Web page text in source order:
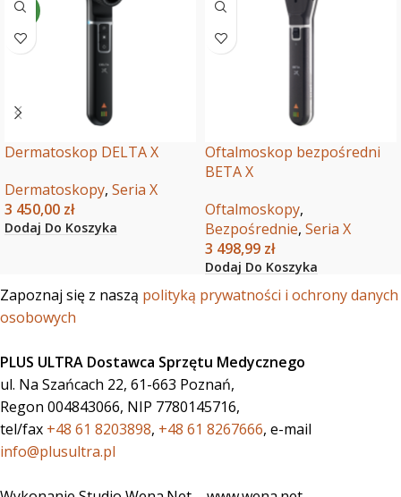
NEW
Dermatoskop DELTA X
Dermatoskopy, Seria X
3 450,00 zł
Dodaj Do Koszyka
Oftalmoskop bezpośredni
BETA X
Oftalmoskopy,
Bezpośrednie, Seria X
3 498,99 zł
Dodaj Do Koszyka
Zapoznaj się z naszą polityką prywatności i ochrony danych
osobowych
PLUS ULTRA Dostawca Sprzętu Medycznego
ul. Na Szańcach 22, 61-663 Poznań,
Regon 004843066, NIP 7780145716,
tel/fax +48 61 8203898, +48 61 8267666, e-mail
info@plusultra.pl